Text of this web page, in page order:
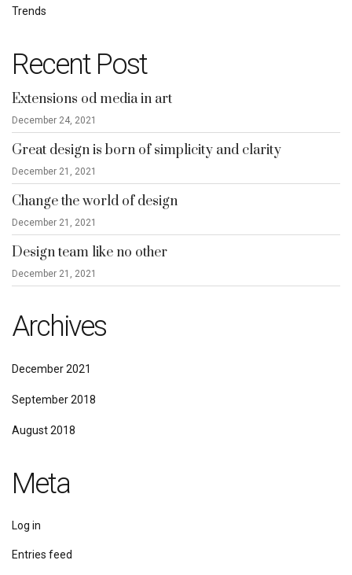
Trends
Recent Post
Extensions od media in art
December 24, 2021
Great design is born of simplicity and clarity
December 21, 2021
Change the world of design
December 21, 2021
Design team like no other
December 21, 2021
Archives
December 2021
September 2018
August 2018
Meta
Log in
Entries feed